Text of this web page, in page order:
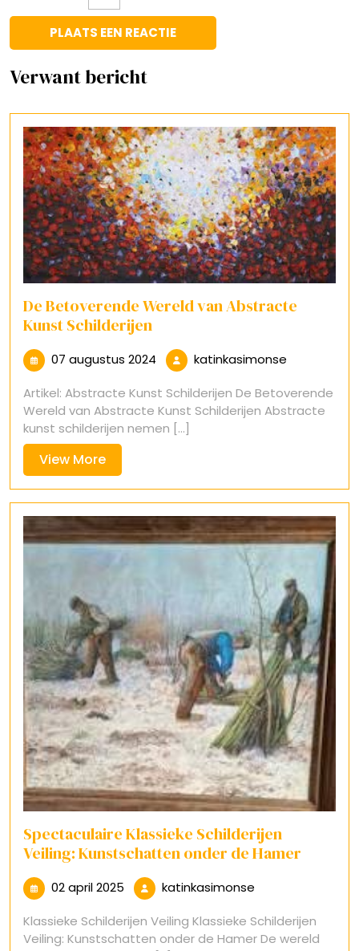
Verwant bericht
De Betoverende Wereld van Abstracte
Kunst Schilderijen
07 augustus 2024 07
augustus
2024
katinkasimonse
Artikel: Abstracte Kunst Schilderijen De Betoverende
Wereld van Abstracte Kunst Schilderijen Abstracte
kunst schilderijen nemen [...]
View MoreView
More
Spectaculaire Klassieke Schilderijen
Veiling: Kunstschatten onder de Hamer
02 april 2025 02
april
2025
katinkasimonse
Klassieke Schilderijen Veiling Klassieke Schilderijen
Veiling: Kunstschatten onder de Hamer De wereld